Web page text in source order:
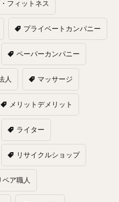
フィットネス
プライベートカンパニー
ペーパーカンパニー
人 マッサージ
メリットデメリット
ライター
リサイクルショップ
ペア職人